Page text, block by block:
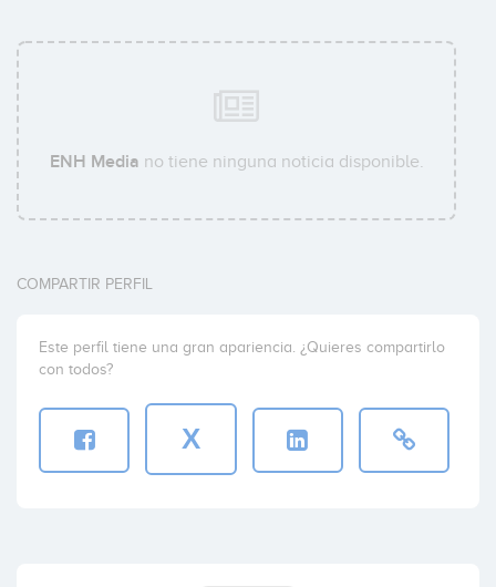
ENH Media no tiene ninguna noticia disponible.
COMPARTIR PERFIL
Este perfil tiene una gran apariencia. ¿Quieres compartirlo
con todos?
X